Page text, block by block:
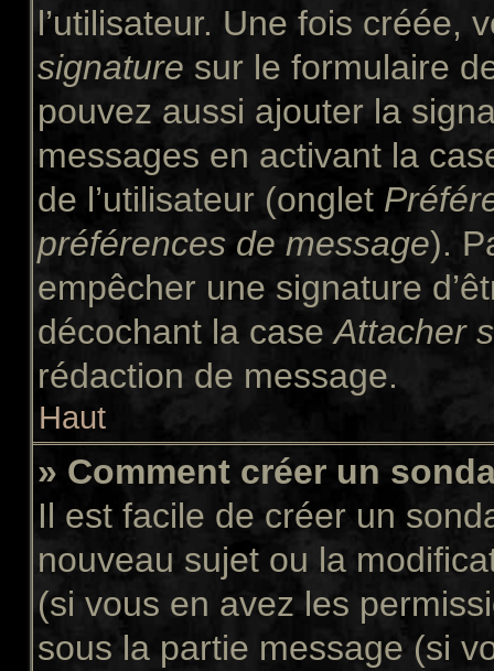
l’utilisateur. Une fois créée,
signature sur le formulaire
pouvez aussi ajouter la
messages en activant la
de l’utilisateur (onglet
préférences de message).
empêcher une signature
décochant la caseAttacher
rédaction de message.
Haut
» Comment créer un
Il est facile de créer un
nouveau sujet ou la
(si vous en avez les
sous la partie message (si